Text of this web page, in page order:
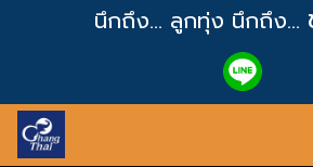
นึกถึง... ลูกทุ่ง นึกถึง...